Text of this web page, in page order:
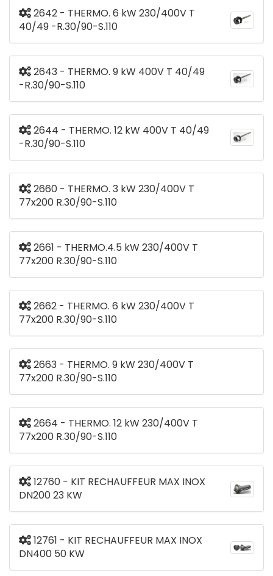
2642 - THERMO. 6 kW 230/400V T
40/49 -R.30/90-S.110
2643 - THERMO. 9 kW 400V T 40/49
-R.30/90-S.110
2644 - THERMO. 12 kW 400V T 40/49
-R.30/90-S.110
2660 - THERMO. 3 kW 230/400V T
77x200 R.30/90-S.110
2661 - THERMO.4.5 kW 230/400V T
77x200 R.30/90-S.110
2662 - THERMO. 6 kW 230/400V T
77x200 R.30/90-S.110
2663 - THERMO. 9 kW 230/400V T
77x200 R.30/90-S.110
2664 - THERMO. 12 kW 230/400V T
77x200 R.30/90-S.110
12760 - KIT RECHAUFFEUR MAX INOX
DN200 23 KW
12761 - KIT RECHAUFFEUR MAX INOX
DN400 50 KW